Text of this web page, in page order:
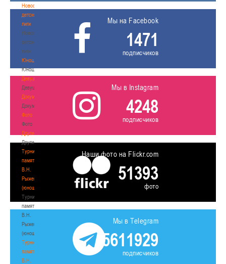
Новости
детской
лиги
Новости
детской
лиги
Юноши
Юноши
Девушки
Девушки
Документы
Документы
Фото
Фото
Другие
Другие
Турнир
памяти
В.Н.
Рыженкова
(юноши)
Турнир
памяти
В.Н.
Рыженкова
(юноши)
Турнир
памяти
В.Н.
Мы на Facebook
1471
подписчиков
Мы в Instagram
4248
подписчиков
Наши фото на Flickr.com
51393
фото
Мы в Telegram
5611929
подписчиков